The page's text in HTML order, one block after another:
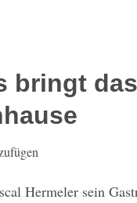
bringt
Hermeler sein